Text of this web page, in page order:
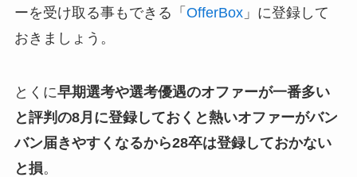
ーを受け取る事もできる「 OfferBox」に登録して
おきましょう。
とくに早期選考や選考優遇のオファーが一番多い
と評判の8月に登録しておくと熱いオファーがバン
バン届きやすくなるから28卒は登録しておかない
と損。